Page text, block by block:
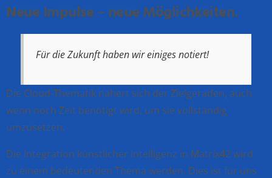
Neue Impulse – neue Möglichkeiten.
Für die Zukunft haben wir einiges notiert!
Die Cloud-Thematik nähert sich der Zielgeraden, auch
wenn noch Zeit benötigt wird, um sie vollständig
umzusetzen.
Die Integration künstlicher Intelligenz in Matrix42 wird
zu einem bedeutenden Thema werden. Dies ist für uns